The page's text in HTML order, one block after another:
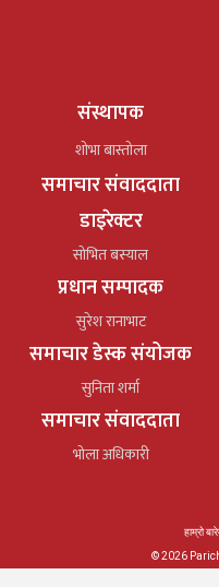
संस्थापक
शोभा बास्तोला
समाचार संवाददाता
डाइरेक्टर
सोभित बस्याल
प्रधान सम्पादक
सुरेश रानाभाट
समाचार डेस्क संयोजक
सुनिता शर्मा
समाचार संवाददाता
भोला अधिकारी
हाम्रो
© 2026